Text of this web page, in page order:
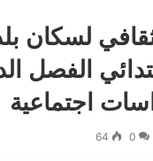
لسكان
الفصل
اجتماعية
0
64